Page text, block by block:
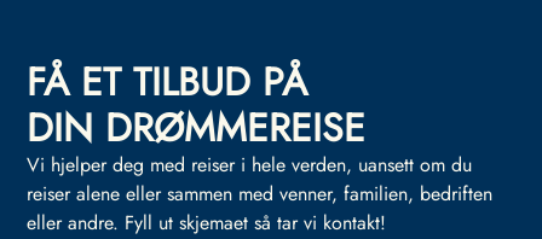
FÅ ET TILBUD PÅ
DIN DRØMMEREISE
Vi hjelper deg med reiser i hele verden, uansett om du
reiser alene eller sammen med venner, familien, bedriften
eller andre. Fyll ut skjemaet så tar vi kontakt!